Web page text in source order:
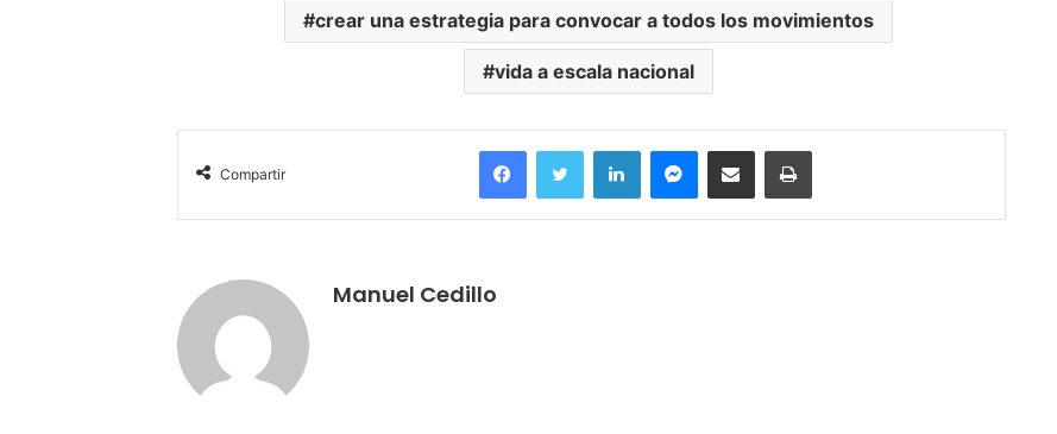
crear una estrategia para convocar a todos los movimientos
vida a escala nacional
Compartir
FacebookTwitter LinkedInMessengerCompartir por correo electrónicoImprimir
Manuel Cedillo